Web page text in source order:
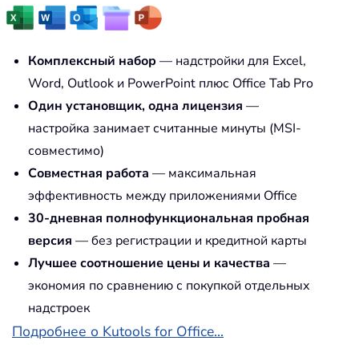
Комплексный набор — надстройки для Excel,
Word, Outlook и PowerPoint плюс Office Tab Pro
Один установщик, одна лицензия —
настройка занимает считанные минуты (MSI-
совместимо)
Совместная работа — максимальная
эффективность между приложениями Office
30-дневная полнофункциональная пробная
версия — без регистрации и кредитной карты
Лучшее соотношение цены и качества —
экономия по сравнению с покупкой отдельных
надстроек
Подробнее о Kutools for Office...